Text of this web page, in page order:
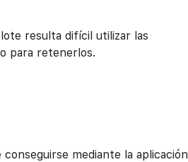
resulta difícil utilizar las
para retenerlos.
mediante la aplicación